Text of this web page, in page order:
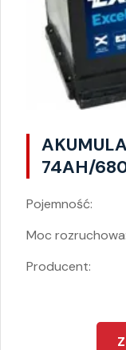
74AH/
Pojemność:
Moc rozruchowa:
Producent: